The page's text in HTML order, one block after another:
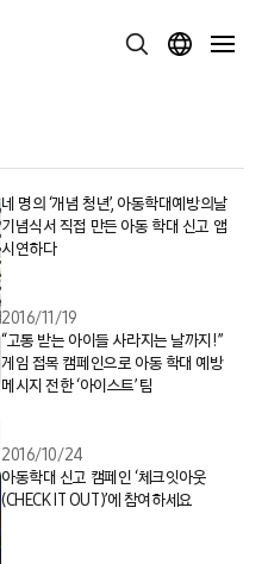
네 명의 ‘개념 청년’, 아동학대예방의날
기념식서 직접 만든 아동 학대 신고 앱
시연하다
2016/11/19
“고통 받는 아이들 사라지는 날까지!”
게임 접목 캠페인으로 아동 학대 예방
메시지 전한 ‘아이스트’ 팀
2016/10/24
아동학대 신고 캠페인 ‘체크잇아웃
(CHECK IT OUT)’에 참여하세요